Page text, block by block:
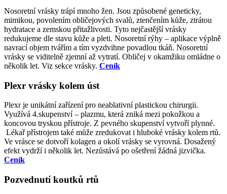
Nosoretní vrásky trápí mnoho žen. Jsou způsobené geneticky,
mimikou, povolením obličejových svalů, ztenčením kůže, ztrátou
hydratace a zemskou přitažlivosti. Tyto nejčastější vrásky
redukujeme dle stavu kůže a pleti. Nosoretní rýhy – aplikace výplně
navrací objem tvářím a tím vyzdvihne povadlou tkáň. Nosoretní
vrásky se viditelně zjemní až vytratí. Obličej v okamžiku omládne o
několik let. Viz sekce vrásky. Ceník
Plexr vrásky kolem úst
Plexr je unikátní zařízení pro neablativní plastickou chirurgii.
Využívá 4.skupenství – plazmu, která zniká mezi pokožkou a
koncovou tryskou přístroje. Z pevného skupenství vytvoří plynné.
Lékař přístrojem také může zredukovat i hluboké vrásky kolem rtů.
Ve vrásce se dotvoří kolagen a okolí vrásky se vyrovná. Dosažený
efekt vydrží i několik let. Nezůstává po ošetření žádná jizvička.
Ceník
Pozvednutí koutků rtů